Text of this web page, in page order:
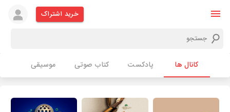
خرید اشتراک
کانال ها پادکست کتاب صوتی موسیقی